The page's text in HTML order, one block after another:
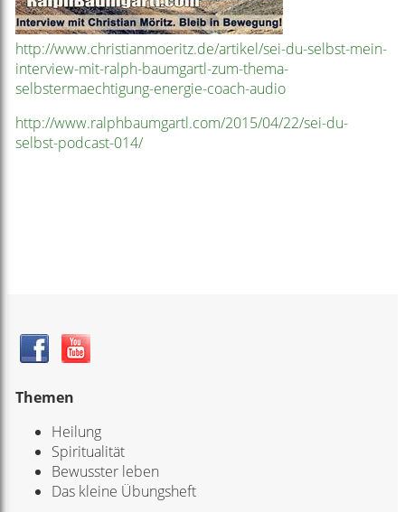
http://www.christianmoeritz.de/artikel/sei-du-selbst-mein-
interview-mit-ralph-baumgartl-zum-thema-
selbstermaechtigung-energie-coach-audio
http://www.ralphbaumgartl.com/2015/04/22/sei-du-
selbst-podcast-014/
Themen
Heilung
Spiritualität
Bewusster leben
Das kleine Übungsheft